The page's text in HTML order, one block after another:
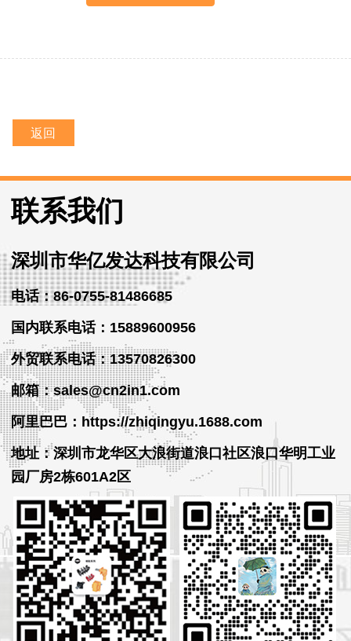
返回
联系我们
深圳市华亿发达科技有限公司
电话：86-0755-81486685
国内联系电话：15889600956
外贸联系电话：13570826300
邮箱：sales@cn2in1.com
阿里巴巴：https://zhiqingyu.1688.com
地址：深圳市龙华区大浪街道浪口社区浪口华明工业
园厂房2栋601A2区